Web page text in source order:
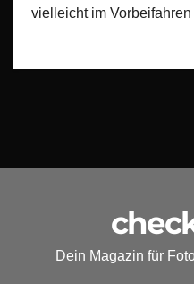
vielleicht im
Dein Magazin für